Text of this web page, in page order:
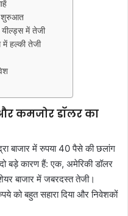
शुरुआत
यील्ड्स में तेजी
हल्की तेजी
कमजोर डॉलर का
बाजार में रुपया 40 पैसे की छलांग
बड़े कारण हैं: एक, अमेरिकी डॉलर
बाजार में जबरदस्त तेजी।
को बहुत सहारा दिया और निवेशकों